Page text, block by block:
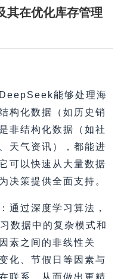
其在优化库存管理
DeepSeek能够处理海
构化数据（如历史销
非结构化数据（如社
天气资讯），都能进
可以快速从大量数据
决策提供全面支持。
：通过深度学习算法，
数据中的复杂模式和
素之间的非线性关
化、节假日等因素与
联系，从而做出更精